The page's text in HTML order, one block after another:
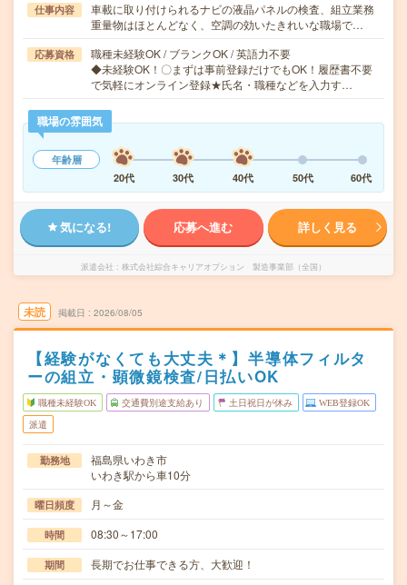
仕事内容
車載に取り付けられるナビの液晶パネルの検査、組立業務
重量物はほとんどなく、空調の効いたきれいな職場で…
応募資格
職種未経験OK / ブランクOK / 英語力不要
◆未経験OK！〇まずは事前登録だけでもOK！履歴書不要
で気軽にオンライン登録★氏名・職種などを入力す…
職場の雰囲気
年齢層
20代
30代 40代 50代 60代
気になる! 応募へ進む 詳しく見る
派遣会社 株式会社綜合キャリアオプション 製造事業部（全国）
未読 掲載日 2026/08/05
【経験がなくても大丈夫＊】半導体フィルタ
ーの組立・顕微鏡検査/日払いOK
職種未経験OK 交通費別途支給あり 土日祝日が休み WEB登録OK
派遣
勤務地
福島県いわき市
いわき駅から車10分
曜日頻度 月～金
時間 08:30～17:00
期間 長期でお仕事できる方、大歓迎！